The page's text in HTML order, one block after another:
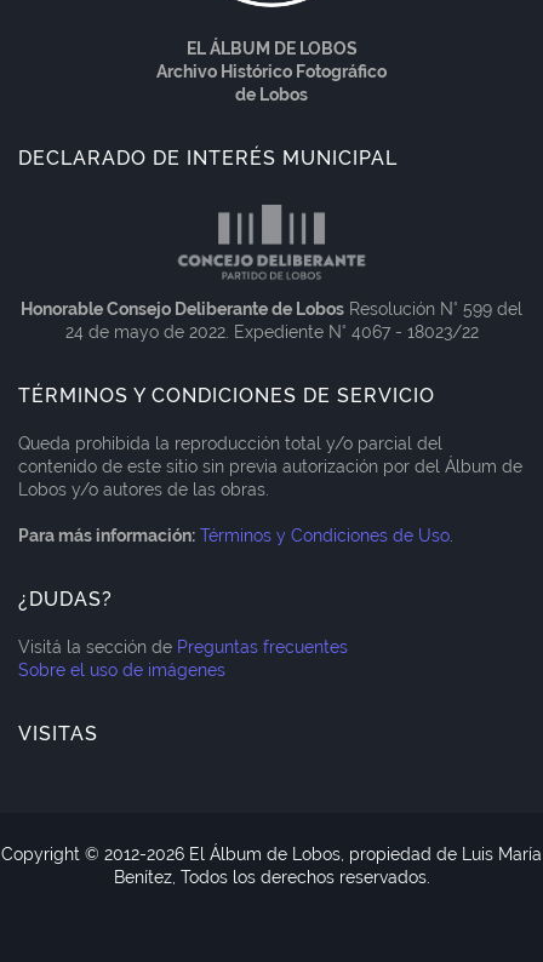
EL ÁLBUM DE LOBOS
Archivo Histórico Fotográfico
de Lobos
DECLARADO DE INTERÉS MUNICIPAL
Honorable Consejo Deliberante de Lobos Resolución N° 599 del
24 de mayo de 2022. Expediente N° 4067 - 18023/22
TÉRMINOS Y CONDICIONES DE SERVICIO
Queda prohibida la reproducción total y/o parcial del
contenido de este sitio sin previa autorización por del Álbum de
Lobos y/o autores de las obras.
Para más información: Términos y Condiciones de Uso
¿DUDAS?
Visitá la sección de Preguntas frecuentes
Sobre el uso de imágenes
VISITAS
Copyright © 2012-2026 El Álbum de Lobos, propiedad de Luis María
Benítez, Todos los derechos reservados.